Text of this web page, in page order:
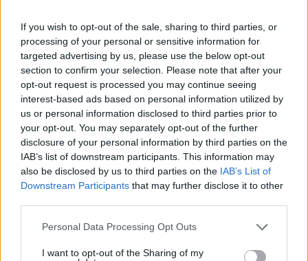
If you wish to opt-out of the sale, sharing to third parties, or
processing of your personal or sensitive information for
targeted advertising by us, please use the below opt-out
section to confirm your selection. Please note that after your
opt-out request is processed you may continue seeing
interest-based ads based on personal information utilized by
us or personal information disclosed to third parties prior to
your opt-out. You may separately opt-out of the further
disclosure of your personal information by third parties on the
IAB’s list of downstream participants. This information may
also be disclosed by us to third parties on the IAB’s List of
Downstream Participants that may further disclose it to other
Please note that this website/app uses one or more Google
not limited to your visit or usage behaviour. You may click to
Personal Data Processing Opt Outs
I want to opt-out of the Sharing of my
Δύτης βρήκε χρυσό σταυρό αξίας 3 εκατ. δολαρίων σε
ναυάγιο: Χρόνια αργότερα κλάπηκε και
αντικαταστάθηκε με πλαστικό
Περισσότερο κόσμημα παρά ρολόι: Τα cocktail watches
είναι η νέα μας εμμονή
πριν 3 λεπτά
Άγριο διπλό έγκλημα στην Ταϊλάνδη: Σκότωσαν δύο
αδέλφια από τη Ρωσία για τη μηχανή τους και μια
οικογένεια για το φορτηγάκι της
πριν 4 λεπτά
πριν 6 λεπτά
ΓΙΑΝΝΗΣ ΣΕΡΕΤΗΣ
Τεράστιο πρόβλημα στη μεσαία γραμμή, αποδοκιμασίες,